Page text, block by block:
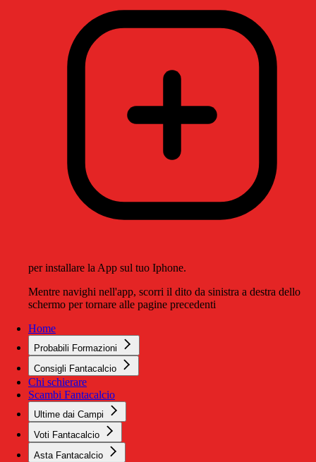
per installare la App sul tuo Iphone.
Mentre navighi nell'app, scorri il dito da sinistra a destra dello
schermo per tornare alle pagine precedenti
Home
Probabili Formazioni
Consigli Fantacalcio
Chi schierare
Scambi Fantacalcio
Ultime dai Campi
Voti Fantacalcio
Asta Fantacalcio